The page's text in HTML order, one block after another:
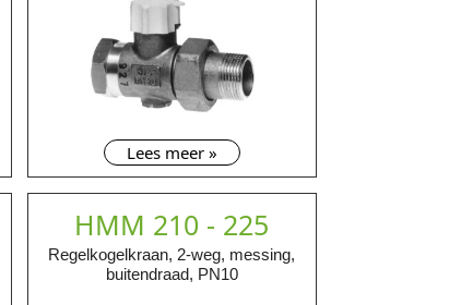
Lees meer »
HMM 210 - 225
Regelkogelkraan, 2-weg, messing,
buitendraad, PN10